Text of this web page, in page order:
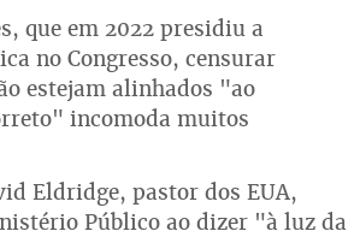
que em 2022 presidiu a
no Congresso, censurar
estejam alinhados "ao
incomoda muitos
Eldridge, pastor dos EUA,
Público ao dizer "à luz da